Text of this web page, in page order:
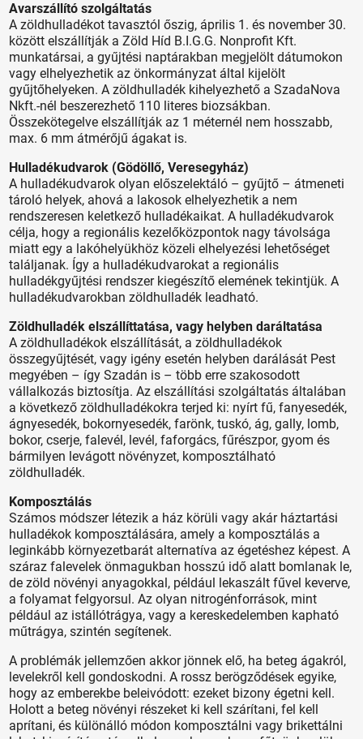
Avarszállító szolgáltatás
A zöldhulladékot tavasztól őszig, április 1. és november 30.
között elszállítják a Zöld Híd B.I.G.G. Nonprofit Kft.
munkatársai, a gyűjtési naptárakban megjelölt dátumokon
vagy elhelyezhetik az önkormányzat által kijelölt
gyűjtőhelyeken. A zöldhulladék kihelyezhető a SzadaNova
Nkft.-nél beszerezhető 110 literes biozsákban.
Összekötegelve elszállítják az 1 méternél nem hosszabb,
max. 6 mm átmérőjű ágakat is.
Hulladékudvarok (Gödöllő, Veresegyház)
A hulladékudvarok olyan előszelektáló – gyűjtő – átmeneti
tároló helyek, ahová a lakosok elhelyezhetik a nem
rendszeresen keletkező hulladékaikat. A hulladékudvarok
célja, hogy a regionális kezelőközpontok nagy távolsága
miatt egy a lakóhelyükhöz közeli elhelyezési lehetőséget
találjanak. Így a hulladékudvarokat a regionális
hulladékgyűjtési rendszer kiegészítő elemének tekintjük. A
hulladékudvarokban zöldhulladék leadható.
Zöldhulladék elszállíttatása, vagy helyben daráltatása
A zöldhulladékok elszállítását, a zöldhulladékok
összegyűjtését, vagy igény esetén helyben darálását Pest
megyében – így Szadán is – több erre szakosodott
vállalkozás biztosítja. Az elszállítási szolgáltatás általában
a következő zöldhulladékokra terjed ki: nyírt fű, fanyesedék,
ágnyesedék, bokornyesedék, farönk, tuskó, ág, gally, lomb,
bokor, cserje, falevél, levél, faforgács, fűrészpor, gyom és
bármilyen levágott növényzet, komposztálható
zöldhulladék.
Komposztálás
Számos módszer létezik a ház körüli vagy akár háztartási
hulladékok komposztálására, amely a komposztálás a
leginkább környezetbarát alternatíva az égetéshez képest. A
száraz falevelek önmagukban hosszú idő alatt bomlanak le,
de zöld növényi anyagokkal, például lekaszált fűvel keverve,
a folyamat felgyorsul. Az olyan nitrogénforrások, mint
például az istállótrágya, vagy a kereskedelemben kapható
műtrágya, szintén segítenek.
A problémák jellemzően akkor jönnek elő, ha beteg ágakról,
levelekről kell gondoskodni. A rossz berögződések egyike,
hogy az emberekbe beleivódott: ezeket bizony égetni kell.
Holott a beteg növényi részeket ki kell szárítani, fel kell
aprítani, és különálló módon komposztálni vagy brikettálni